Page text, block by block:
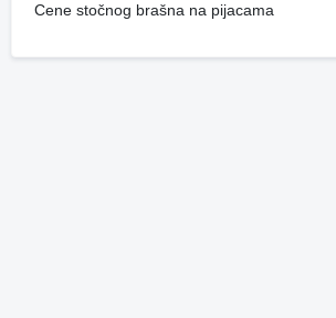
Cene stočnog brašna na pijacama